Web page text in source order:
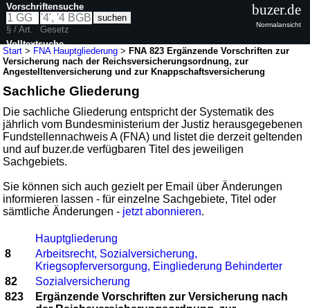
Start > FNA Hauptgliederung >FNA 823 Ergänzende Vorschriften zur
Versicherung nach der Reichsversicherungsordnung, zur
Angestelltenversicherung und zur Knappschaftsversicherung
Sachliche Gliederung
Die sachliche Gliederung entspricht der Systematik des
jährlich vom Bundesministerium der Justiz herausgegebenen
Fundstellennachweis A (FNA) und listet die derzeit geltenden
und auf buzer.de verfügbaren Titel des jeweiligen
Sachgebiets.
Sie können sich auch gezielt per Email über Änderungen
informieren lassen - für einzelne Sachgebiete, Titel oder
sämtliche Änderungen - jetzt abonnieren.
Hauptgliederung
8
Arbeitsrecht, Sozialversicherung,
Kriegsopferversorgung, Eingliederung Behinderter
82
Sozialversicherung
823
Ergänzende Vorschriften zur Versicherung nach
Vorschriftensuche
§ / Art.
Gesetz
Volltextsuche
buzer.de
Normalansicht